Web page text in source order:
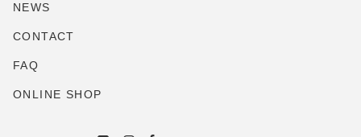
NEWS
CONTACT
FAQ
ONLINE SHOP